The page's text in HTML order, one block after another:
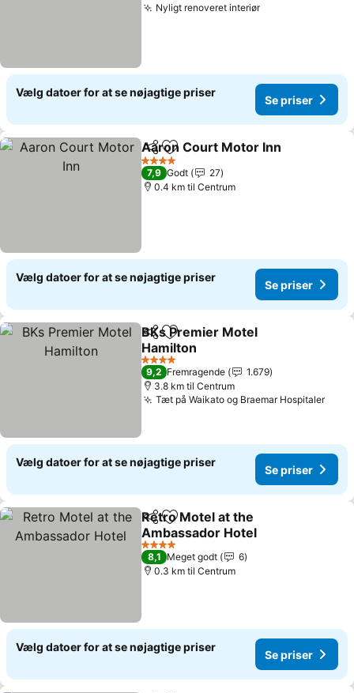
Nyligt renoveret interiør
Vælg datoer for at se nøjagtige priser
Se priser
Del Føj til favoritter
Aaron Court Motor Inn
4 Stjerner
7,9 Godt
27
0.4 km til Centrum
Vælg datoer for at se nøjagtige priser
Se priser
Del Føj til favoritter
BKs Premier Motel
Hamilton
4 Stjerner
9,2 Fremragende
1.679
3.8 km til Centrum
Tæt på Waikato og Braemar Hospitaler
Vælg datoer for at se nøjagtige priser
Se priser
Del Føj til favoritter
Retro Motel at the
Ambassador Hotel
4 Stjerner
8,1 Meget godt
6
0.3 km til Centrum
Vælg datoer for at se nøjagtige priser
Se priser